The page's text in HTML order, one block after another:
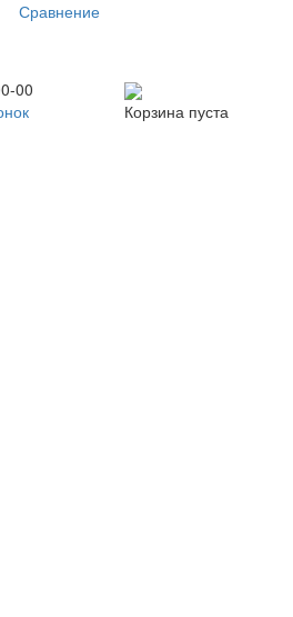
Сравнение
00
Корзина пуста